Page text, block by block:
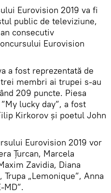
Eurovision 2019 va fi
public de televiziune,
consecutiv
Eurovision
a fost reprezentată de
membri ai trupei s-au
209 puncte. Piesa
lucky day”, a fost
Kirkorov şi poetul John
Eurovision 2019 vor
Ţurcan, Marcela
Zavidia, Diana
„Lemonique”, Anna
MD”.